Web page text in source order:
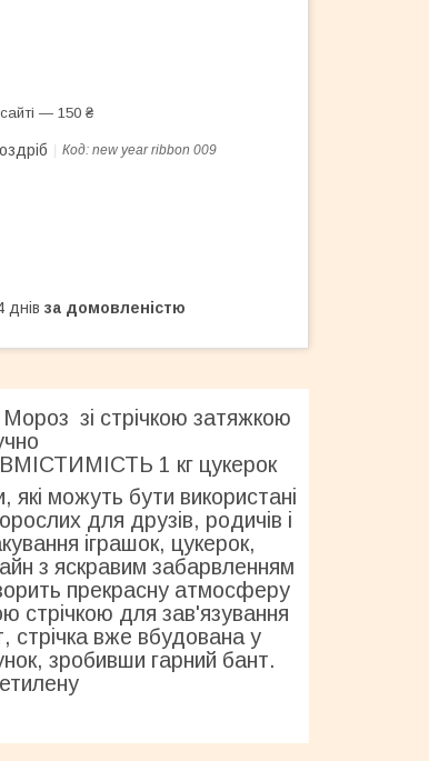
— 150 ₴
Код: new year ribbon 009
днів за домовленістю
зі стрічкою затяжкою
1 кг цукерок
які можуть бути використані
для друзів, родичів і
іграшок, цукерок,
з яскравим забарвленням
прекрасну атмосферу
стрічкою для зав'язування
стрічка вже вбудована у
зробивши гарний бант.